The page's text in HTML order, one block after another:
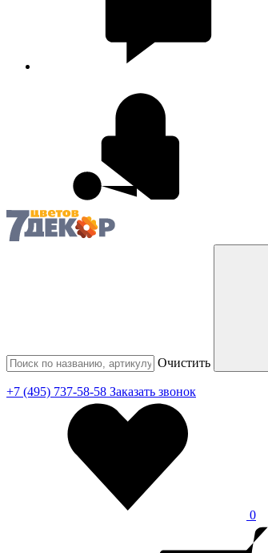
Очистить
+7 (495) 737-58-58 Заказать звонок
0